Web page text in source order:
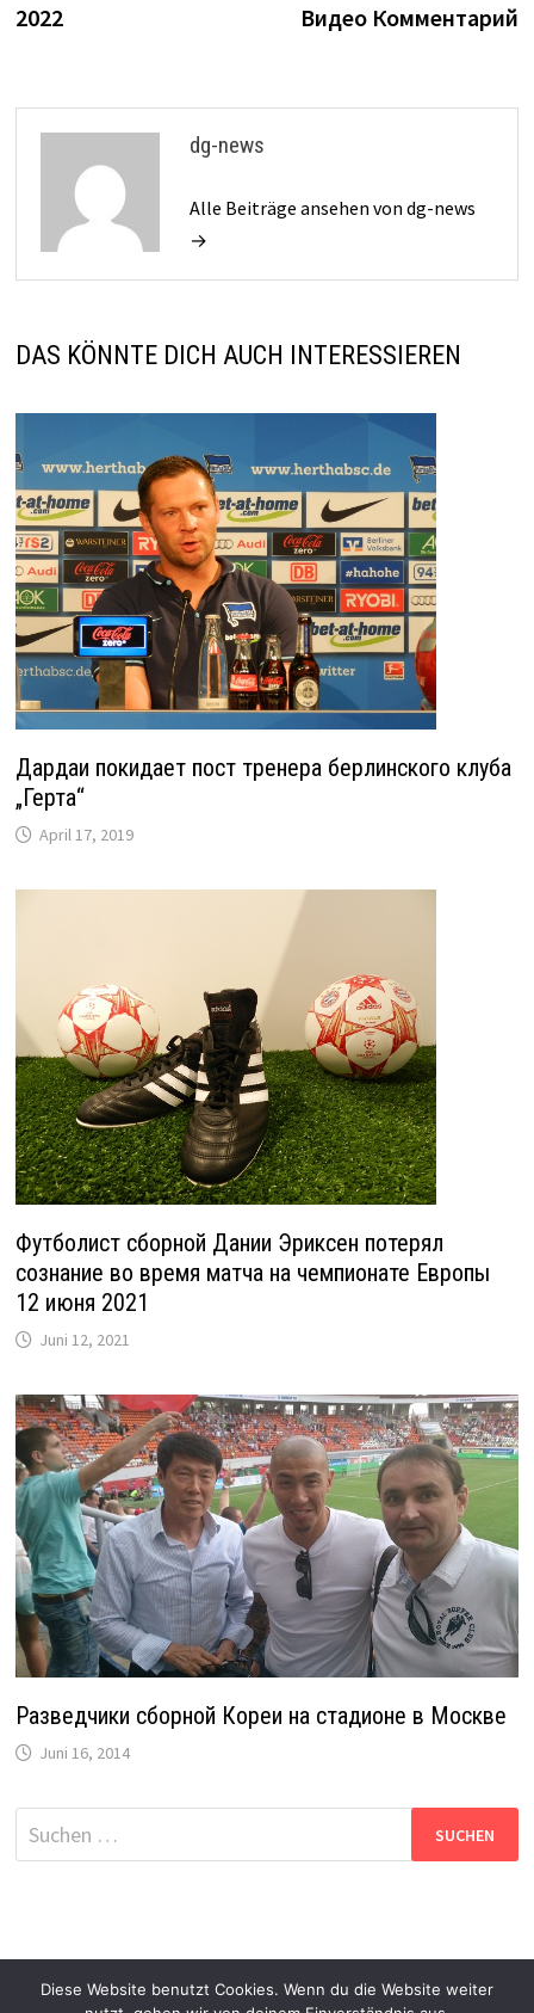
2022
Видео Комментарий
dg-news
Alle Beiträge ansehen von dg-news
→
DAS KÖNNTE DICH AUCH INTERESSIEREN
Дардаи покидает пост тренера берлинского клуба
„Герта“
April 17, 2019
Футболист сборной Дании Эриксен потерял
сознание во время матча на чемпионате Европы
12 июня 2021
Juni 12, 2021
Разведчики сборной Кореи на стадионе в Москве
Juni 16, 2014
Suche
nach:
Diese Website benutzt Cookies. Wenn du die Website weiter